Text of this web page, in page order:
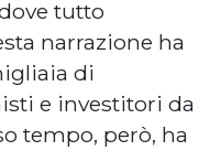
tutto
narrazione ha
di
e investitori da
tempo, però, ha